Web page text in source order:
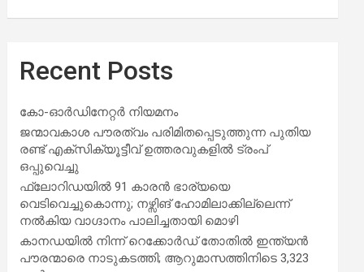
Recent Posts
കോ-ഓർഡിനേറ്റർ നിയമനം
ജന്മാവകാശ പൗരത്വം പരിമിതപ്പെടുത്തുന്ന പുതിയ
രണ്ട് എക്സിക്യൂട്ടീവ് ഉത്തരവുകളിൽ ട്രംപ്
ഒപ്പുവെച്ചു
ഫ്ലോറിഡയിൽ 91 കാരൻ ഭാര്യയെ
വെടിവെച്ചുകൊന്നു; നഴ്സിങ് ഹോമിലാക്കില്ലെന്ന്
നൽകിയ വാഗ്ദാനം പാലിച്ചതായി മൊഴി
കാനഡയിൽ നിന്ന് റെക്കോർഡ് തോതിൽ ഇന്ത്യൻ
പൗരന്മാരെ നാടുകടത്തി; ആറുമാസത്തിനിടെ 3,323